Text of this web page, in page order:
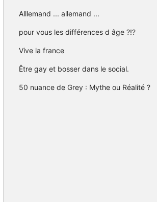
Alllemand ... allemand ...
pour vous les différences d âge ?!?
Vive la france
Être gay et bosser dans le social.
50 nuance de Grey : Mythe ou Réalité ?